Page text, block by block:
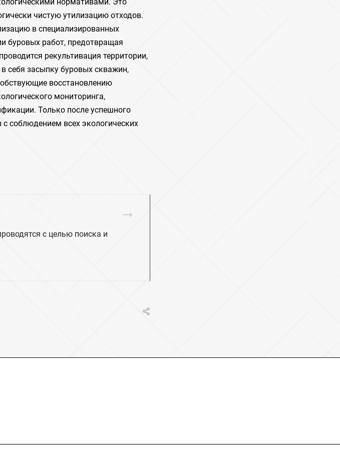
чистую утилизацию отходов.
в специализированных
буровых работ‚ предотвращая
рекультивация территории‚
себя засыпку буровых скважин‚
восстановлению
мониторинга‚
Только после успешного
соблюдением всех экологических
с целью поиска и